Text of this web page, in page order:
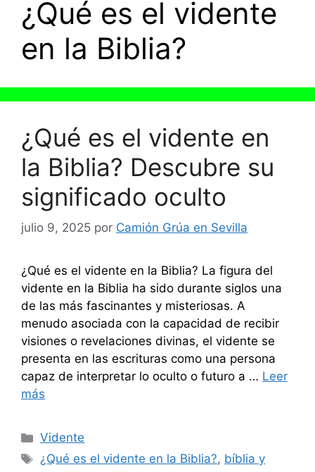
¿Qué es el vidente
en la Biblia?
¿Qué es el vidente en
la Biblia? Descubre su
significado oculto
julio 9, 2025 por Camión Grúa en Sevilla
¿Qué es el vidente en la Biblia? La figura del
vidente en la Biblia ha sido durante siglos una
de las más fascinantes y misteriosas. A
menudo asociada con la capacidad de recibir
visiones o revelaciones divinas, el vidente se
presenta en las escrituras como una persona
capaz de interpretar lo oculto o futuro a … Leer
más
Categorías
Vidente
Etiquetas
¿Qué es el vidente en la Biblia?, bíblia y